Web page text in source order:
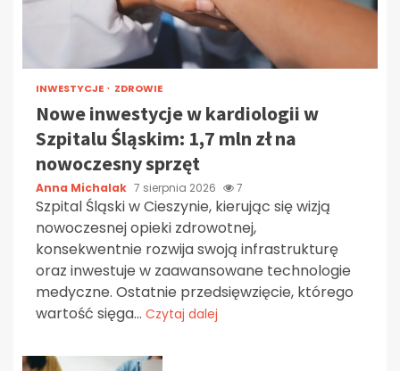
INWESTYCJE ZDROWIE
Nowe inwestycje w kardiologii w
Szpitalu Śląskim: 1,7 mln zł na
nowoczesny sprzęt
Anna Michalak 7 sierpnia 2026 7
Szpital Śląski w Cieszynie, kierując się wizją
nowoczesnej opieki zdrowotnej,
konsekwentnie rozwija swoją infrastrukturę
oraz inwestuje w zaawansowane technologie
medyczne. Ostatnie przedsięwzięcie, którego
wartość sięga... Czytaj dalej